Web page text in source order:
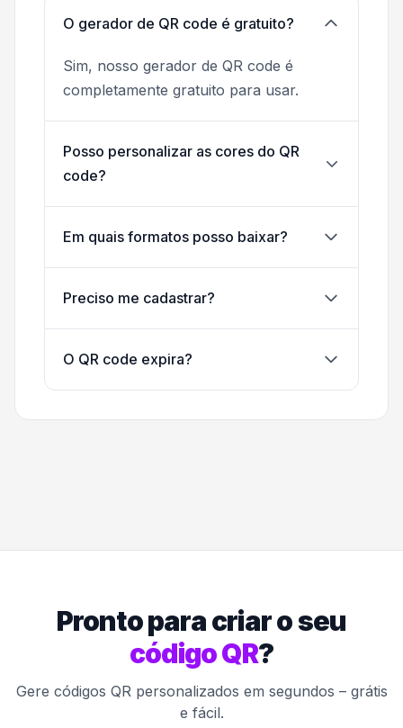
O gerador de QR code é gratuito?
Sim, nosso gerador de QR code é
completamente gratuito para usar.
Posso personalizar as cores do QR
code?
Em quais formatos posso baixar?
Preciso me cadastrar?
O QR code expira?
Pronto para criar o seu
código QR?
Gere códigos QR personalizados em segundos – grátis
e fácil.